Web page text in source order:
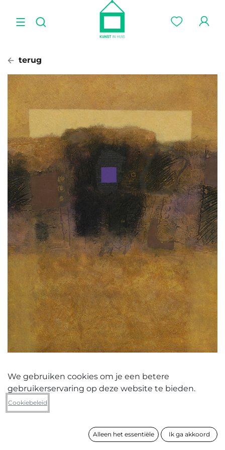
terug
Cel Overberghe
zonder titel 2006
70 x 56 cm
We gebruiken cookies om je een betere
gebruikerservaring op deze website te bieden.
Cookiebeleid
Alleen het essentiële Ik ga akkoord